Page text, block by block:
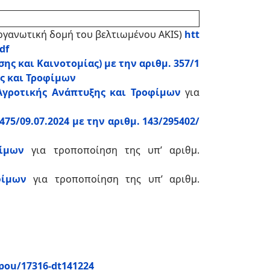
δομή του βελτιωμένου AKIS) htt
και Καινοτομίας) με την αριθμ. 357/1
και Τροφίμων
Ανάπτυξης και Τροφίμων για
09.07.2024 με την αριθμ. 143/295402/
για τροποποίηση της υπ’ αριθμ.
για τροποποίηση της υπ’ αριθμ.
17316-dt141224